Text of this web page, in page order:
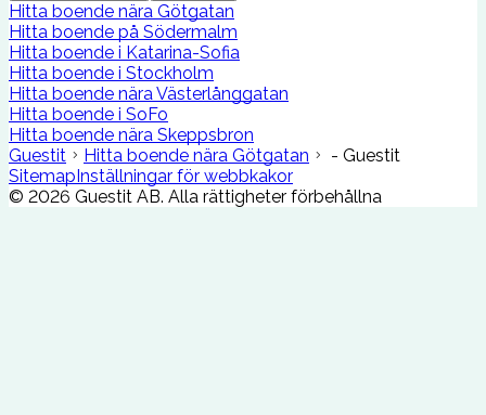
Hitta boende nära Götgatan
Hitta boende på Södermalm
Hitta boende i Katarina-Sofia
Hitta boende i Stockholm
Hitta boende nära Västerlånggatan
Hitta boende i SoFo
Hitta boende nära Skeppsbron
Guestit
Hitta boende nära Götgatan
- Guestit
Sitemap Inställningar för webbkakor
© 2026 Guestit AB. Alla rättigheter förbehållna